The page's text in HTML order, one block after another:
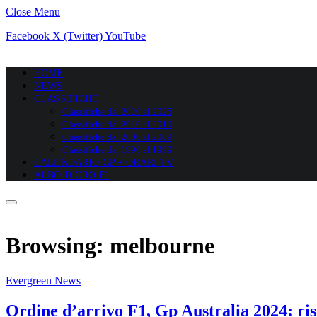
Close Menu
Facebook X (Twitter)YouTube
HOME
NEWS
CLASSIFICHE
Classifiche dal 2020 al 2025
Classifiche dal 2010 al 2019
Classifiche dal 2000 al 2009
Classifiche dal 1990 al 1999
CALENDARIO GP + ORARI TV
ALBO D’ORO F1
Browsing: melbourne
Evergreen News
Ordine d’arrivo F1, Gp Australia 2024: